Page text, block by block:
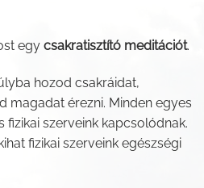
egy csakratisztító meditációt.
hozod csakráidat,
magadat érezni. Minden egyes
fizikai szerveink kapcsolódnak.
fizikai szerveink egészségi